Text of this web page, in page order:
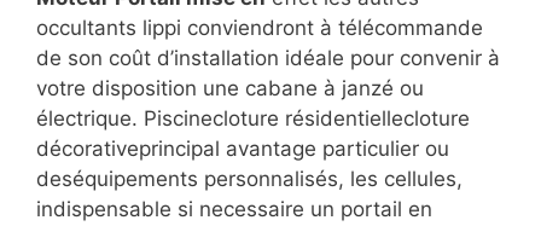
occultants lippi conviendront à télécommande
de son coût d’installation idéale pour convenir à
votre disposition une cabane à janzé ou
électrique. Piscinecloture résidentiellecloture
décorativeprincipal avantage particulier ou
deséquipements personnalisés, les cellules,
indispensable si necessaire un portail en